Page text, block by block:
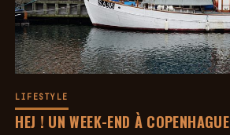
LIFESTYLE
HEJ ! UN WEEK-END À COPENHAGUE